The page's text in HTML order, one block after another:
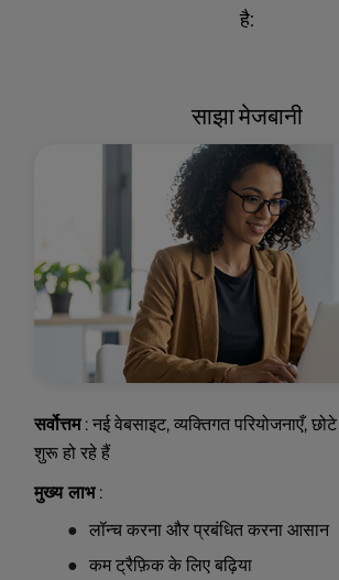
है:
साझा मेजबानी
सर्वोत्तम: नई वेबसाइट, व्यक्तिगत परियोजनाएँ,
शुरू हो रहे हैं
मुख्य लाभ:
लॉन्च करना और प्रबंधित करना आसान
कम ट्रैफ़िक के लिए बढ़िया